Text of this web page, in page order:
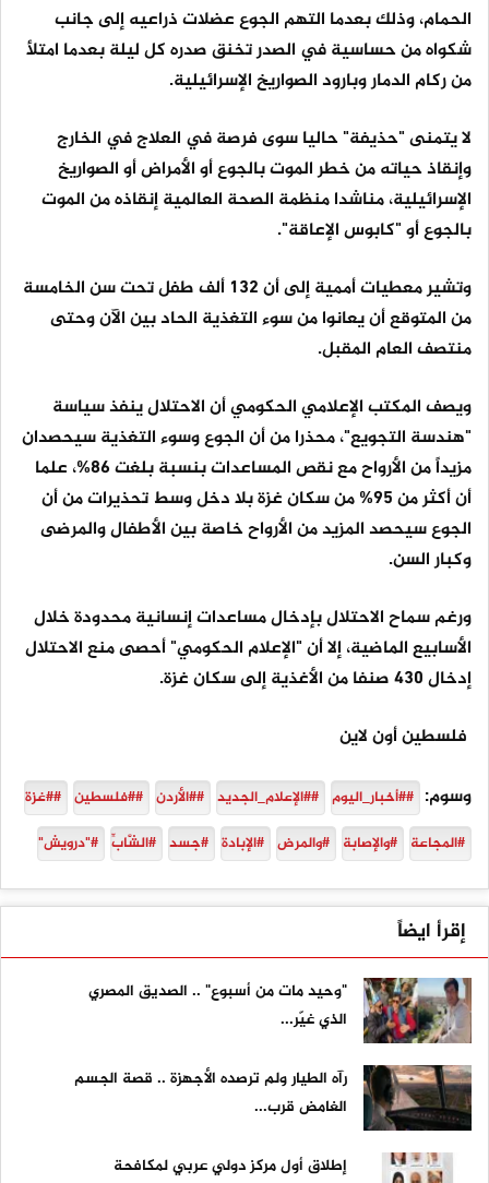
الحمام، وذلك بعدما التهم الجوع عضلات ذراعيه إلى جانب
شكواه من حساسية في الصدر تخنق صدره كل ليلة بعدما امتلأ
من ركام الدمار وبارود الصواريخ الإسرائيلية.
لا يتمنى "حذيفة" حاليا سوى فرصة في العلاج في الخارج
وإنقاذ حياته من خطر الموت بالجوع أو الأمراض أو الصواريخ
الإسرائيلية، مناشدا منظمة الصحة العالمية إنقاذه من الموت
بالجوع أو "كابوس الإعاقة".
وتشير معطيات أممية إلى أن 132 ألف طفل تحت سن الخامسة
من المتوقع أن يعانوا من سوء التغذية الحاد بين الآن وحتى
منتصف العام المقبل.
ويصف المكتب الإعلامي الحكومي أن الاحتلال ينفذ سياسة
"هندسة التجويع"، محذرا من أن الجوع وسوء التغذية سيحصدان
مزيداً من الأرواح مع نقص المساعدات بنسبة بلغت 86%، علما
أن أكثر من 95% من سكان غزة بلا دخل وسط تحذيرات من أن
الجوع سيحصد المزيد من الأرواح خاصة بين الأطفال والمرضى
وكبار السن.
ورغم سماح الاحتلال بإدخال مساعدات إنسانية محدودة خلال
الأسابيع الماضية، إلا أن "الإعلام الحكومي" أحصى منع الاحتلال
إدخال 430 صنفا من الأغذية إلى سكان غزة.
فلسطين أون لاين
وسوم: ##أخبار_اليوم ##الإعلام_الجديد ##الأردن ##فلسطين ##غزة
#المجاعة #والإصابة #والمرض #الإبادة #جسد #الشَّابِّ #"درويش"
إقرأ ايضاً
"وحيد مات من أسبوع" .. الصديق المصري
الذي غيّر...
رآه الطيار ولم ترصده الأجهزة .. قصة الجسم
الغامض قرب...
إطلاق أول مركز دولي عربي لمكافحة